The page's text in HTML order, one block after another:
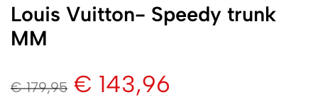
Louis Vuitton- Speedy trunk
MM
€179,95 € 143,96